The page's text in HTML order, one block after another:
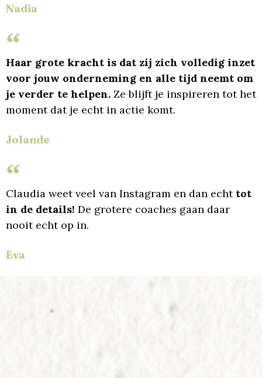
Nadia
Haar grote kracht is dat zij zich volledig inzet
voor jouw onderneming en alle tijd neemt om
je verder te helpen. Ze blijft je inspireren tot het
moment dat je echt in actie komt.
Jolande
Claudia weet veel van Instagram en dan echt tot
in de details! De grotere coaches gaan daar
nooit echt op in.
Eva